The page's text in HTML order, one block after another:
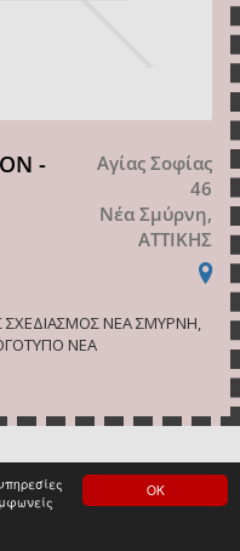
ΟΚ
-
Αγίας Σοφίας
46
Νέα Σμύρνη,
ΑΤΤΙΚΗΣ
ΣΧΕΔΙΑΣΜΟΣ ΝΕΑ ΣΜΥΡΝΗ,
ΝΕΑ
>